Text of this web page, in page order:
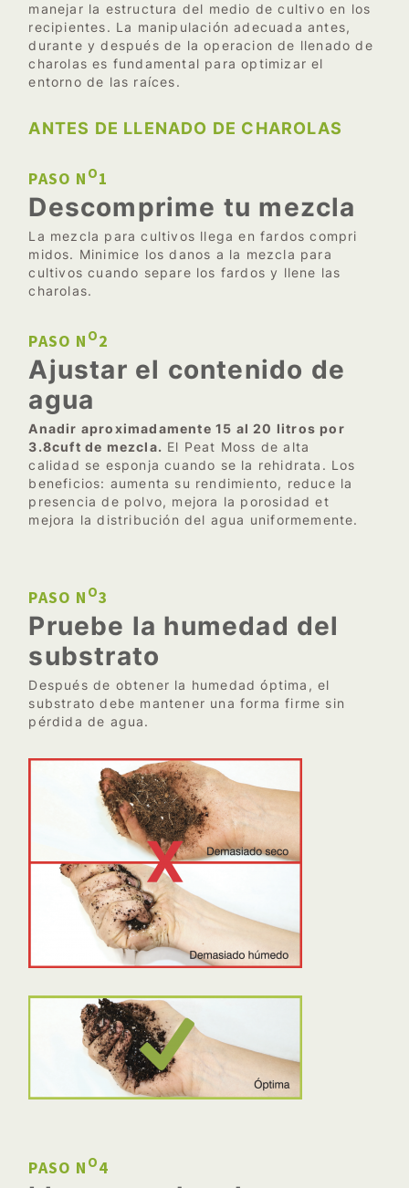
manejar la estructura del medio de cultivo en los
recipientes. La manipulación adecuada antes,
durante y después de la operacion de llenado de
charolas es fundamental para optimizar el
entorno de las raíces.
ANTES DE LLENADO DE CHAROLAS
PASO N O1
Descomprime tu mezcla
La mezcla para cultivos llega en fardos compri
midos. Minimice los danos a la mezcla para
cultivos cuando separe los fardos y llene las
charolas.
PASO N O2
Ajustar el contenido de
agua
Anadir aproximadamente 15 al 20 litros por
3.8cuft de mezcla. El Peat Moss de alta
calidad se esponja cuando se la rehidrata. Los
beneficios: aumenta su rendimiento, reduce la
presencia de polvo, mejora la porosidad et
mejora la distribución del agua uniformemente.
PASO N O3
Pruebe la humedad del
substrato
Después de obtener la humedad óptima, el
substrato debe mantener una forma firme sin
pérdida de agua.
PASO N O4